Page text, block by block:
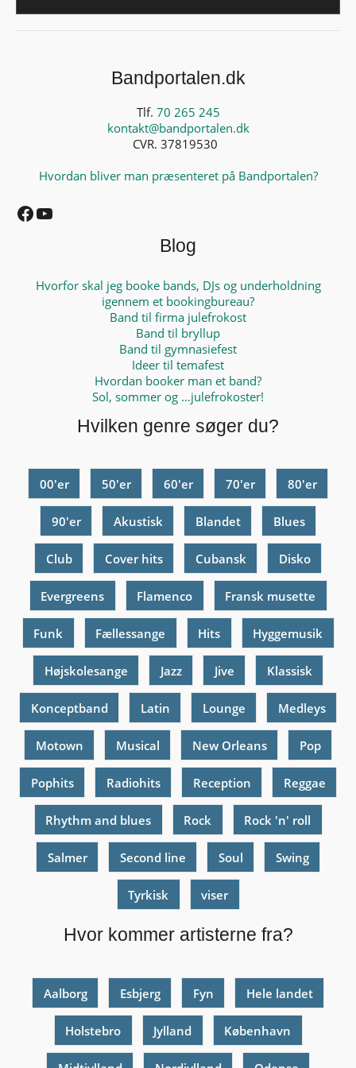
Bandportalen.dk
Tlf. 70 265 245
kontakt@bandportalen.dk
CVR. 37819530
Hvordan bliver man præsenteret på Bandportalen?
Facebook
Blog
Hvorfor skal jeg booke bands, DJs og underholdning
igennem et bookingbureau?
Band til firma julefrokost
Band til bryllup
Band til gymnasiefest
Ideer til temafest
Hvordan booker man et band?
Sol, sommer og …julefrokoster!
Hvilken genre søger du?
00'er 50'er 60'er 70'er 80'er
90'er Akustisk Blandet Blues
Club Cover hits Cubansk Disko
Evergreens Flamenco Fransk musette
Funk Fællessange Hits Hyggemusik
Højskolesange Jazz Jive Klassisk
Konceptband Latin Lounge Medleys
Motown Musical New Orleans Pop
Pophits Radiohits Reception Reggae
Rhythm and blues Rock Rock 'n' roll
Salmer Second line Soul Swing
Tyrkisk viser
Hvor kommer artisterne fra?
Aalborg Esbjerg Fyn Hele landet
Holstebro Jylland København